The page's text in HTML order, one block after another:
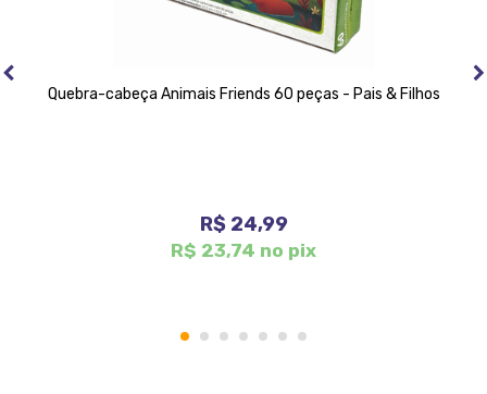
Quebra-cabeça Animais Friends 60 peças - Pais & Filhos
R$ 24,99
R$ 23,74 no pix
1 2 3 4 5 6 7